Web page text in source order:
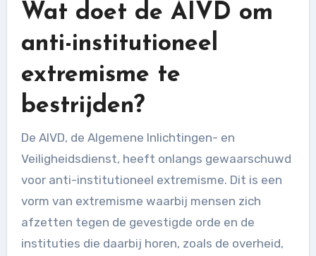
Wat doet de AIVD om
anti-institutioneel
extremisme te
bestrijden?
De AIVD, de Algemene Inlichtingen- en
Veiligheidsdienst, heeft onlangs gewaarschuwd
voor anti-institutioneel extremisme. Dit is een
vorm van extremisme waarbij mensen zich
afzetten tegen de gevestigde orde en de
instituties die daarbij horen, zoals de overheid,